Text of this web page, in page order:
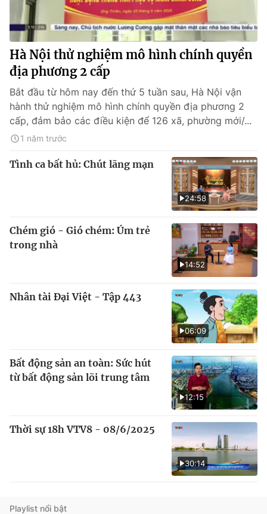
Hà Nội thử nghiệm mô hình chính quyền
địa phương 2 cấp
Bắt đầu từ hôm nay đến thứ 5 tuần sau, Hà Nội vận
hành thử nghiệm mô hình chính quyền địa phương 2
cấp, đảm bảo các điều kiện để 126 xã, phường mới/...
1 năm trước
24:58
Tình ca bất hủ: Chút lãng mạn
14:52
Chém gió - Gió chém: Úm trẻ
trong nhà
06:09
Nhân tài Đại Việt - Tập 443
12:15
Bất động sản an toàn: Sức hút
từ bất động sản lõi trung tâm
30:14
Thời sự 18h VTV8 - 08/6/2025
Playlist nổi bật